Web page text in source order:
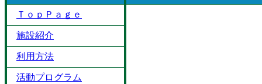
ＴｏｐＰａｇｅ
施設紹介
利用方法
活動プログラム